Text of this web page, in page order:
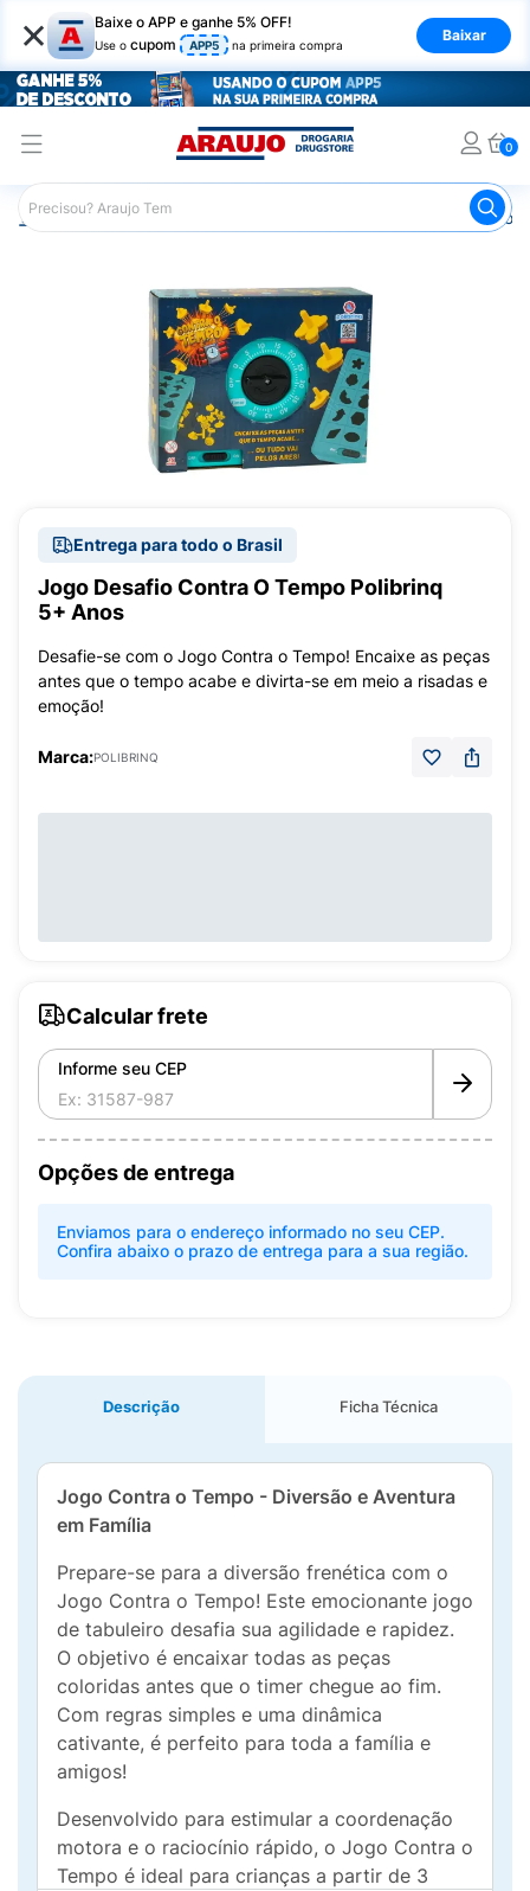
× Baixe o APP e ganhe 5% OFF!
Use o cupom APP5 na primeira compra
Baixar
0
Araujo Infantil Jogo Desafio
Entrega para todo o Brasil
Jogo Desafio Contra O Tempo Polibrinq
5+ Anos
Desafie-se com o Jogo Contra o Tempo! Encaixe as peças
antes que o tempo acabe e divirta-se em meio a risadas e
emoção!
Marca:POLIBRINQ
Calcular frete
Informe seu CEP
Opções de entrega
Enviamos para o endereço informado no seu CEP.
Confira abaixo o prazo de entrega para a sua região.
Descrição Ficha Técnica
Jogo Contra o Tempo - Diversão e Aventura
em Família
Prepare-se para a diversão frenética com o
Jogo Contra o Tempo! Este emocionante jogo
de tabuleiro desafia sua agilidade e rapidez.
O objetivo é encaixar todas as peças
coloridas antes que o timer chegue ao fim.
Com regras simples e uma dinâmica
cativante, é perfeito para toda a família e
amigos!
Desenvolvido para estimular a coordenação
motora e o raciocínio rápido, o Jogo Contra o
Tempo é ideal para crianças a partir de 3